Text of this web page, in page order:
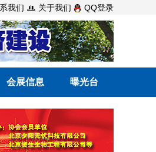
我们  关于我们 QQ登录
会展信息 曝光台